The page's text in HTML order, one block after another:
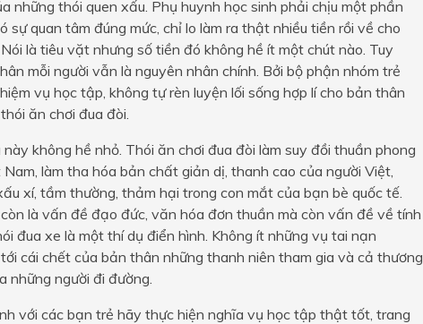
những thói quen xấu. Phụ huynh học sinh phải chịu một phần
sự quan tâm đúng mức, chỉ lo làm ra thật nhiều tiền rồi về cho
là tiêu vặt nhưng số tiền đó không hề ít một chút nào. Tuy
mỗi người vẫn là nguyên nhân chính. Bởi bộ phận nhóm trẻ
vụ học tập, không tự rèn luyện lối sống hợp lí cho bản thân
ăn chơi đua đòi.
không hề nhỏ. Thói ăn chơi đua đòi làm suy đồi thuần phong
làm tha hóa bản chất giản dị, thanh cao của người Việt,
xí, tầm thường, thảm hại trong con mắt của bạn bè quốc tế.
là vấn đề đạo đức, văn hóa đơn thuần mà còn vấn đề về tính
đua xe là một thí dụ điển hình. Không ít những vụ tai nạn
cái chết của bản thân những thanh niên tham gia và cả thương
những người đi đường.
với các bạn trẻ hãy thực hiện nghĩa vụ học tập thật tốt, trang